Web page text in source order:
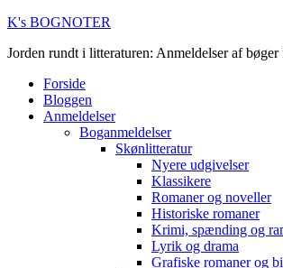
K's BOGNOTER
Jorden rundt i litteraturen: Anmeldelser af bøger
Forside
Bloggen
Anmeldelser
Boganmeldelser
Skønlitteratur
Nyere udgivelser
Klassikere
Romaner og noveller
Historiske romaner
Krimi, spænding og
Lyrik og drama
Grafiske romaner og